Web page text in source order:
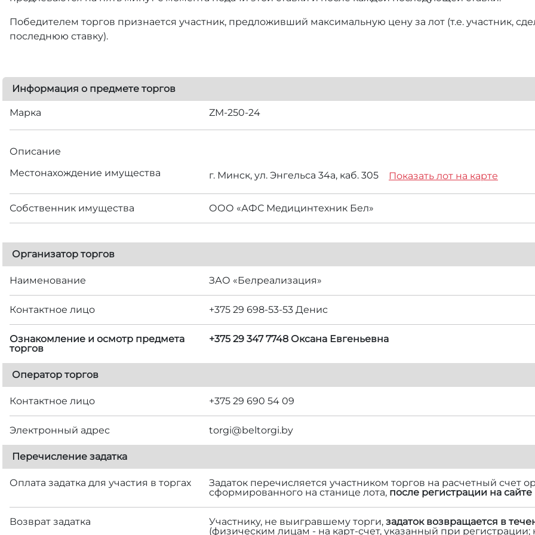
Победителем торгов признается участник, предложивший максимальную цену за лот (т.е. участник,
последнюю ставку).
Информация о предмете торгов
Марка ZM-250-24
Описание
Местонахождение имущества
г. Минск, ул. Энгельса 34а, каб. 305 Показать лот на карте
Собственник имущества ООО «АФС Медицинтехник Бел»
Организатор торгов
Наименование ЗАО «Белреализация»
Контактное лицо +375 29 698-53-53 Денис
Ознакомление и осмотр предмета
торгов
+375 29 347 7748 Оксана Евгеньевна
Оператор торгов
Контактное лицо +375 29 690 54 09
Электронный адрес torgi@beltorgi.by
Перечисление задатка
Оплата задатка для участия в торгах
Задаток перечисляется участником торгов на расчетный счет
сформированного на станице лота, после регистрации на сайте
Возврат задатка Участнику, не выигравшему торги, задаток возвращается в
(физическим лицам - на карт-счет, указанный при